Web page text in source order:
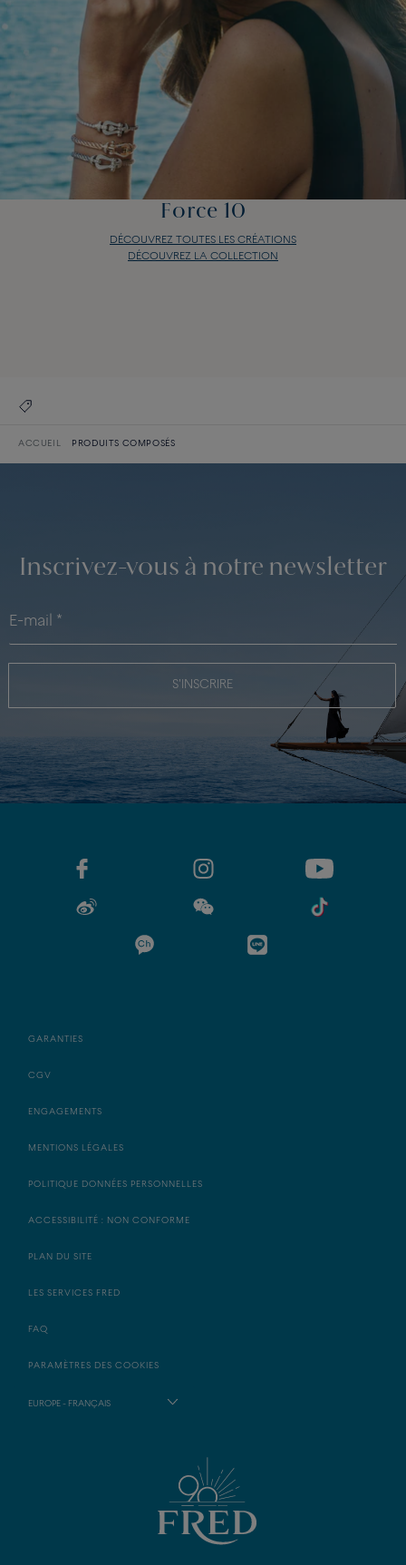
Force 10
DÉCOUVREZ TOUTES LES CRÉATIONS
DÉCOUVREZ LA COLLECTION
ACCUEIL PRODUITS COMPOSÉS
Inscrivez-vous à notre newsletter
S'INSCRIRE
GARANTIES
CGV
ENGAGEMENTS
MENTIONS LÉGALES
POLITIQUE DONNÉES PERSONNELLES
ACCESSIBILITÉ : NON CONFORME
PLAN DU SITE
LES SERVICES FRED
FAQ
PARAMÈTRES DES COOKIES
EUROPE - FRANÇAIS